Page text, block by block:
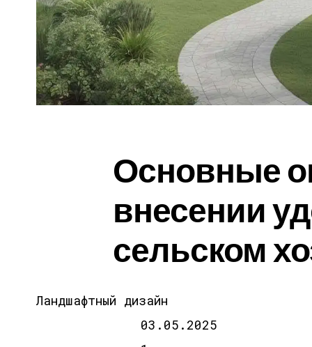
Основные
внесении
сельском
Ландшафтный дизайн
03.05.2025